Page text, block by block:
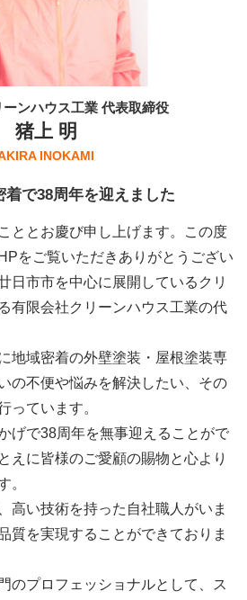
ンハウス工業 代表取締役
猪上 明
INOKAMI
で38周年を迎えました
ととお慶び申し上げます。この度
をご覧いただきありがとうござい
日市市を中心に展開しているクリ
有限会社クリーンハウス工業の代
地域密着の外壁塗装・屋根塗装専
の不便や悩みを解決したい、その
っています。
げで38周年を無事迎えることがで
えに皆様のご愛顧の賜物と心より
。
高い技術を持った自社職人がいま
質を実現することができておりま
のプロフェッショナルとして、ス